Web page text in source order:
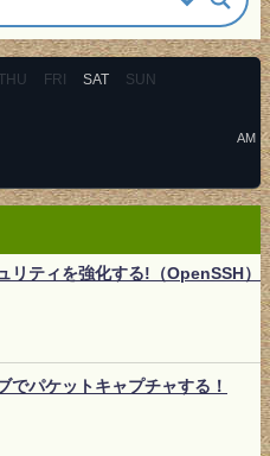
FRI SAT SUN
AM
リティを強化する!（OpenSSH）
でパケットキャプチャする！